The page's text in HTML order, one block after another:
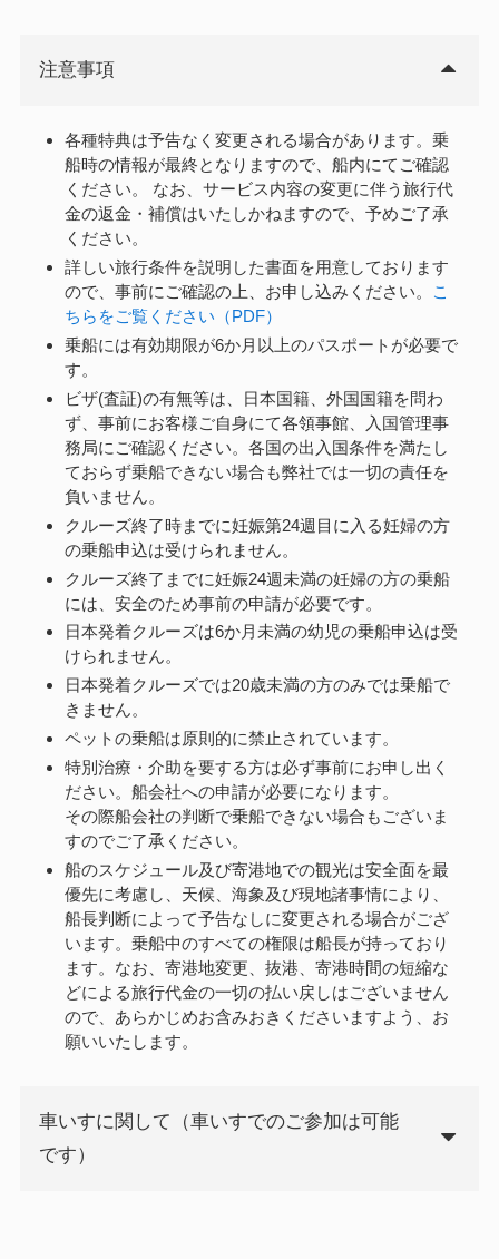
注意事項
各種特典は予告なく変更される場合があります。乗
船時の情報が最終となりますので、船内にてご確認
ください。 なお、サービス内容の変更に伴う旅行代
金の返金・補償はいたしかねますので、予めご了承
ください。
詳しい旅行条件を説明した書面を用意しております
ので、事前にご確認の上、お申し込みください。
こ
ちらをご覧ください（PDF）
乗船には有効期限が6か月以上のパスポートが必要で
す。
ビザ(査証)の有無等は、日本国籍、外国国籍を問わ
ず、事前にお客様ご自身にて各領事館、入国管理事
務局にご確認ください。各国の出入国条件を満たし
ておらず乗船できない場合も弊社では一切の責任を
負いません。
クルーズ終了時までに妊娠第24週目に入る妊婦の方
の乗船申込は受けられません。
クルーズ終了までに妊娠24週未満の妊婦の方の乗船
には、安全のため事前の申請が必要です。
日本発着クルーズは6か月未満の幼児の乗船申込は受
けられません。
日本発着クルーズでは20歳未満の方のみでは乗船で
きません。
ペットの乗船は原則的に禁止されています。
特別治療・介助を要する方は必ず事前にお申し出く
ださい。船会社への申請が必要になります。
その際船会社の判断で乗船できない場合もございま
すのでご了承ください。
船のスケジュール及び寄港地での観光は安全面を最
優先に考慮し、天候、海象及び現地諸事情により、
船長判断によって予告なしに変更される場合がござ
います。乗船中のすべての権限は船長が持っており
ます。なお、寄港地変更、抜港、寄港時間の短縮な
どによる旅行代金の一切の払い戻しはございません
ので、あらかじめお含みおきくださいますよう、お
願いいたします。
車いすに関して（車いすでのご参加は可能
です）